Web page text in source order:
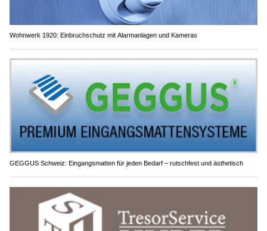
Wohnwerk 1920: Einbruchschutz mit Alarmanlagen und Kameras
GEGGUS Schweiz: Eingangsmatten für jeden Bedarf – rutschfest und ästhetisch